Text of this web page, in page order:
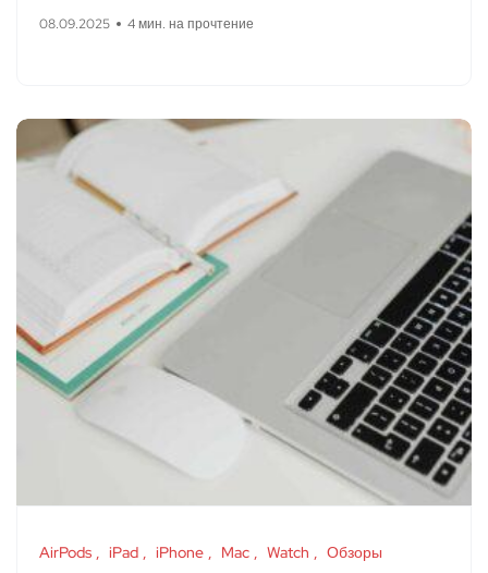
08.09.2025 4 мин. на прочтение
AirPods iPad iPhone Mac Watch Обзоры